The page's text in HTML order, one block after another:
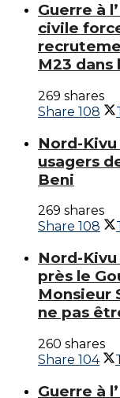
Guerre à
civile
M23 dans
269 shares
Share 108
Nord-
usagers
Beni
269 shares
Share 108
‎Nord-
près le
Monsieur
ne pas
260 shares
Share 104
Guerre à